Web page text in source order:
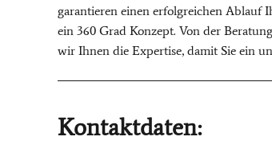
garantieren einen erfolgreichen Ablauf
ein 360 Grad Konzept. Von der
wir Ihnen die Expertise, damit Sie ein
Kontaktdaten: